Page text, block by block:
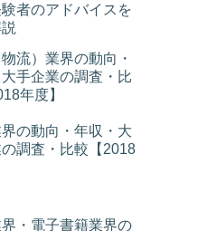
者のアドバイスを
流）業界の動向・
手企業の調査・比
年度】
の動向・年収・大
調査・比較【2018
・電子書籍業界の